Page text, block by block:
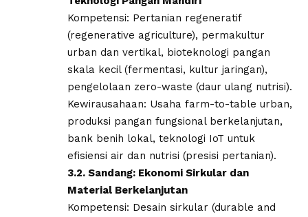
​Kompetensi: Pertanian regeneratif
(regenerative agriculture), permakultur
urban dan vertikal, bioteknologi pangan
skala kecil (fermentasi, kultur jaringan),
pengelolaan zero-waste (daur ulang nutrisi).
​Kewirausahaan: Usaha farm-to-table urban,
produksi pangan fungsional berkelanjutan,
bank benih lokal, teknologi IoT untuk
efisiensi air dan nutrisi (presisi pertanian).
​3.2. Sandang: Ekonomi Sirkular dan
Material Berkelanjutan
​Kompetensi: Desain sirkular (durable and